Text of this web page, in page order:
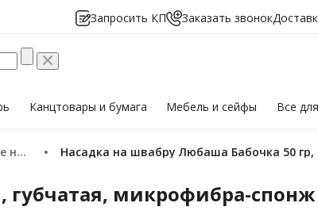
Запросить КП Заказать звонок
Канцтовары и бумага Мебельи сейфы Все для
Насадка на швабру Любаша Бабочка 50
губчатая, микрофибра-спонж